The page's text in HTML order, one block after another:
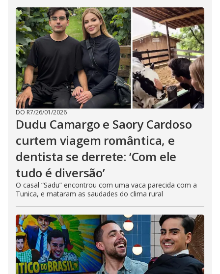
DO R7/26/01/2026
Dudu Camargo e Saory Cardoso
curtem viagem romântica, e
dentista se derrete: ‘Com ele
tudo é diversão’
O casal “Sadu” encontrou com uma vaca parecida com a
Tunica, e mataram as saudades do clima rural